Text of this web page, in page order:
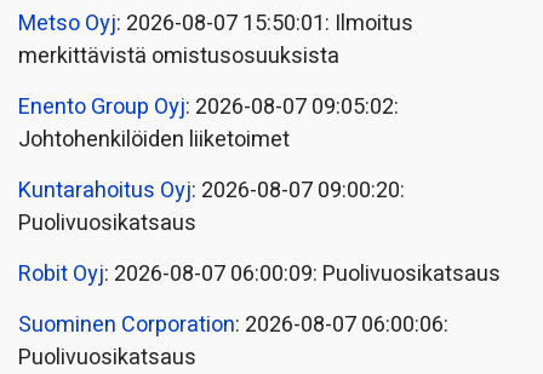
Metso Oyj: 2026-08-07 15:50:01: Ilmoitus
merkittävistä omistusosuuksista
Enento Group Oyj: 2026-08-07 09:05:02:
Johtohenkilöiden liiketoimet
Kuntarahoitus Oyj: 2026-08-07 09:00:20:
Puolivuosikatsaus
Robit Oyj: 2026-08-07 06:00:09: Puolivuosikatsaus
Suominen Corporation: 2026-08-07 06:00:06:
Puolivuosikatsaus